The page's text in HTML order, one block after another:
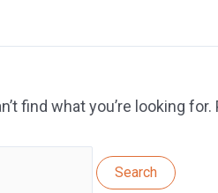
find what you’re looking